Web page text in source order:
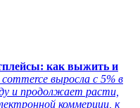
как выжить и
выросла с 5% в
и продолжает расти,
коммерции, к